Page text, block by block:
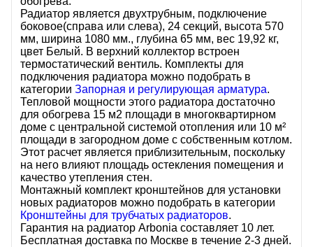
Радиатор является двухтрубным, подключение
боковое(справа или слева), 24 секций, высота 570
мм, ширина 1080 мм., глубина 65 мм, вес 19,92 кг,
цвет Белый. В верхний коллектор встроен
термостатический вентиль. Комплекты для
подключения радиатора можно подобрать в
категории Запорная и регулирующая арматура.
Тепловой мощности этого радиатора достаточно
для обогрева 15 м2 площади в многоквартирном
доме c центральной системой отопления или 10 м²
площади в загородном доме с собственным котлом.
Этот расчет является приблизительным, поскольку
на него влияют площадь остекления помещения и
качество утепления стен.
Монтажный комплект кронштейнов для установки
новых радиаторов можно подобрать в категории
Кронштейны для трубчатых радиаторов.
Гарантия на радиатор Arbonia составляет 10 лет.
Бесплатная доставка по Москве в течение 2-3 дней.